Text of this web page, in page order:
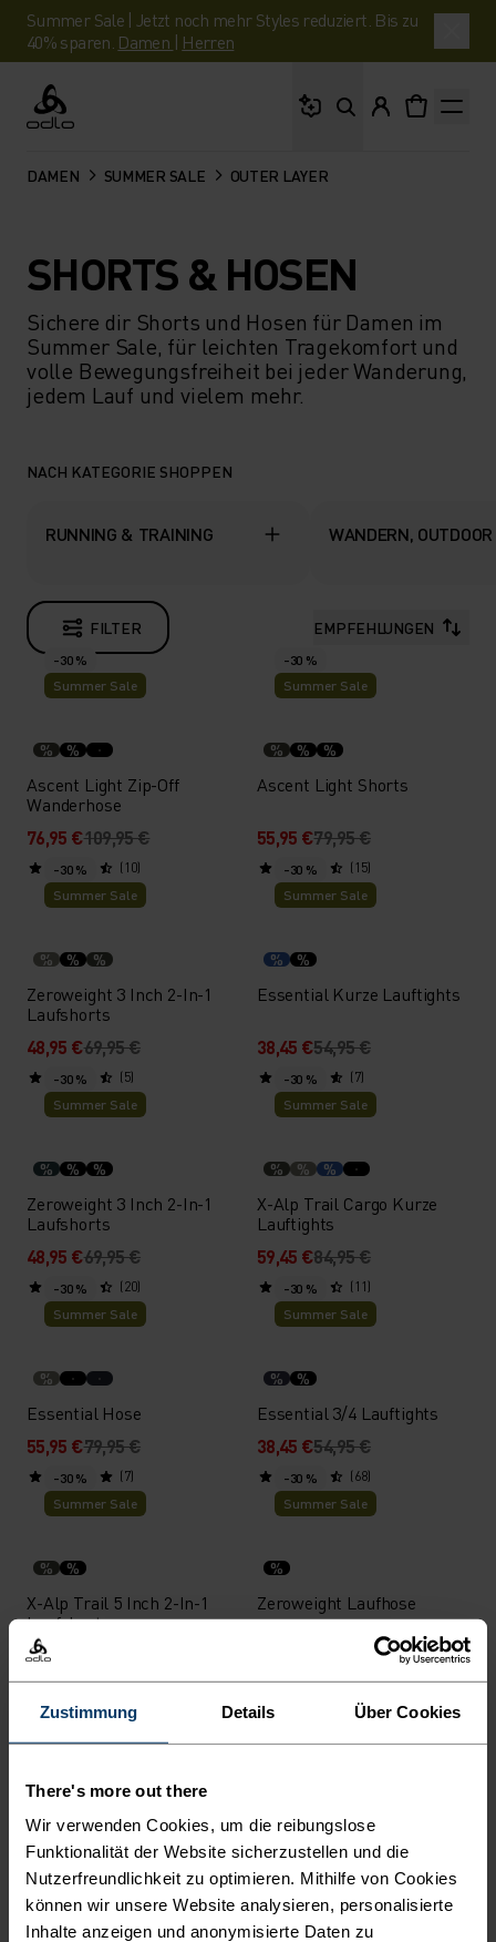
Zustimmung Details Über Cookies
There's more out there
Wir verwenden Cookies, um die reibungslose
Funktionalität der Website sicherzustellen und die
Nutzerfreundlichkeit zu optimieren. Mithilfe von Cookies
können wir unsere Website analysieren, personalisierte
Inhalte anzeigen und anonymisierte Daten zu
Summer Sale | Jetzt noch mehr Styles reduziert. Bis zu
40% sparen. Damen | Herren
Odlo
DAMEN SUMMER SALE OUTER LAYER
SHORTS & HOSEN
Sichere dir Shorts und Hosen für Damen im
Summer Sale, für leichten Tragekomfort und
volle Bewegungsfreiheit bei jeder Wanderung,
jedem Lauf und vielem mehr.
NACH KATEGORIE SHOPPEN
RUNNING & TRAINING WANDERN, OUTDOOR
FILTER EMPFEHLUNGEN
-30 %
Summer Sale
% %
Ascent Light Zip-Off
Wanderhose
76,95 €109,95 €
(10)
-30 %
Summer Sale
% % %
Ascent Light Shorts
55,95 €79,95 €
(15)
-30 %
Summer Sale
% % %
Zeroweight 3 Inch 2-In-1
Laufshorts
48,95 €69,95 €
(5)
-30 %
Summer Sale
% %
Essential Kurze Lauftights
38,45 €54,95 €
(7)
-30 %
Summer Sale
% % %
Zeroweight 3 Inch 2-In-1
Laufshorts
48,95 €69,95 €
(20)
-30 %
Summer Sale
% % %
X-Alp Trail Cargo Kurze
Lauftights
59,45 €84,95 €
(11)
-30 %
Summer Sale
%
Essential Hose
55,95 €79,95 €
(7)
-30 %
Summer Sale
% %
Essential 3/4 Lauftights
38,45 €54,95 €
(68)
-30 %
Summer Sale
% %
X-Alp Trail 5 Inch 2-In-1
Laufshorts
59,45 €
(13)
-30 %
Summer Sale
%
Zeroweight Laufhose
(19)
-30 %
Summer Sale
Kurze Tights
48,95 €69,95 €
-30 %
Summer Sale
41,95 €59,95 €
Summer Sale
-30 %
Summer Sale